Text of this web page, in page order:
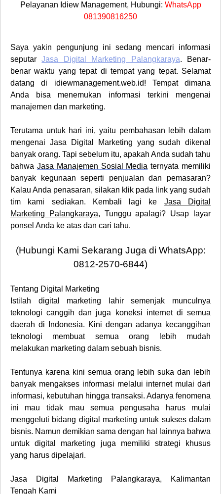
Pelayanan Idiew Management, Hubungi: WhatsApp
081390816250
Saya yakin pengunjung ini sedang mencari informasi
seputarJasa Digital Marketing Palangkaraya. Benar-
benar waktu yang tepat di tempat yang tepat. Selamat
datang di idiewmanagement.web.id! Tempat dimana
Anda bisa menemukan informasi terkini mengenai
manajemen dan marketing.
Terutama untuk hari ini, yaitu pembahasan lebih dalam
mengenai Jasa Digital Marketing yang sudah dikenal
banyak orang. Tapi sebelum itu, apakah Anda sudah tahu
bahwa Jasa Manajemen Sosial Media ternyata memiliki
banyak kegunaan seperti penjualan dan pemasaran?
Kalau Anda penasaran, silakan klik pada link yang sudah
tim kami sediakan. Kembali lagi ke Jasa Digital
Marketing Palangkaraya, Tunggu apalagi? Usap layar
ponsel Anda ke atas dan cari tahu.
(Hubungi Kami Sekarang Juga di WhatsApp:
0812-2570-6844)
Tentang Digital Marketing
Istilah digital marketing lahir semenjak munculnya
teknologi canggih dan juga koneksi internet di semua
daerah di Indonesia. Kini dengan adanya kecanggihan
teknologi membuat semua orang lebih mudah
melakukan marketing dalam sebuah bisnis.
Tentunya karena kini semua orang lebih suka dan lebih
banyak mengakses informasi melalui internet mulai dari
informasi, kebutuhan hingga transaksi. Adanya fenomena
ini mau tidak mau semua pengusaha harus mulai
menggeluti bidang digital marketing untuk sukses dalam
bisnis. Namun demikian sama dengan hal lainnya bahwa
untuk digital marketing juga memiliki strategi khusus
yang harus dipelajari.
Jasa Digital Marketing Palangkaraya, Kalimantan
Tengah Kami